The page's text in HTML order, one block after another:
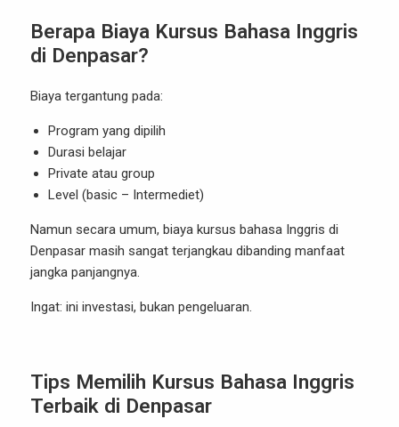
Berapa Biaya Kursus Bahasa Inggris
di Denpasar?
Biaya tergantung pada:
Program yang dipilih
Durasi belajar
Private atau group
Level (basic – Intermediet)
Namun secara umum, biaya kursus bahasa Inggris di
Denpasar masih sangat terjangkau dibanding manfaat
jangka panjangnya.
Ingat: ini investasi, bukan pengeluaran.
Tips Memilih Kursus Bahasa Inggris
Terbaik di Denpasar